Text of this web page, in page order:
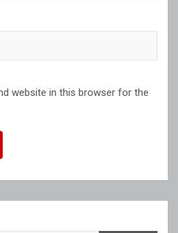
website in this browser for the